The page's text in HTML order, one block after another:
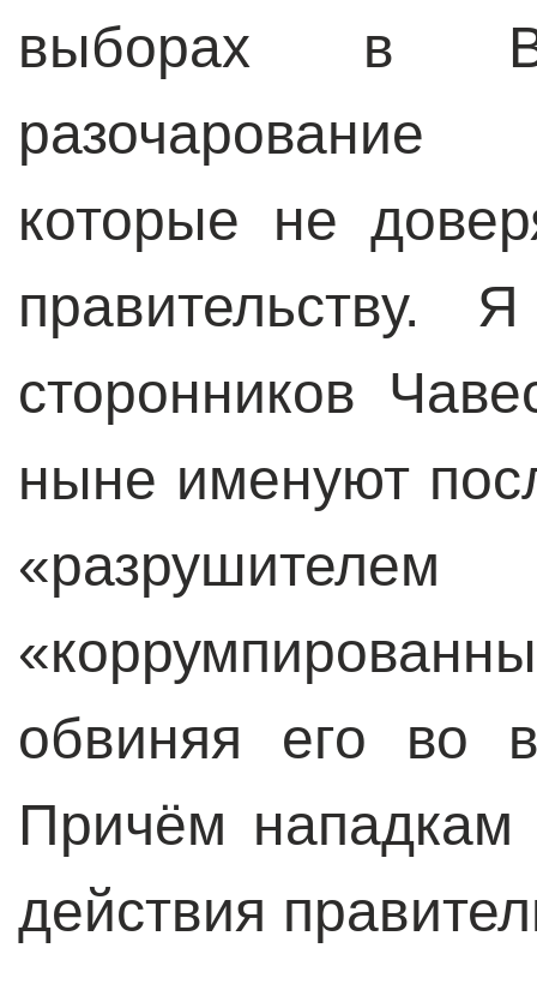
выборах в
которые не
правительству.
сторонников
ныне именуют
обвиняя его во
Причём нападкам
действия